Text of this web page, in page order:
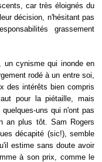
car très éloignés du
décision, n'hésitant pas
grassement
un cynisme qui inonde en
rodé à un entre soi,
des intérêts bien compris
pour la piétaille, mais
uns qui n'ont pas
an plus tôt. Sam Rogers
décapité (sic!), semble
estime sans doute avoir
à son prix, comme le